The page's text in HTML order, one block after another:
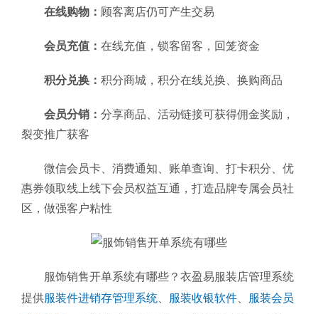
在线购物： 顾客离店仍可产生交易
会员充值： 在线充值，锁客留客，回笼资金
积分兑换： 积分商城，积分在线兑换、换购商品
会员分销： 分享商品、活动链接可获得佣金奖励，
裂变推广获客
微信会员卡、消费通知、账单查询、打卡积分、优
惠券领取线上线下会员权益互通，打造品牌专属会员社
区，做强客户粘性
服饰销售开单系统有哪些？衣盈易服装店管理系统
提供服装件进销存管理系统 服装收银软件
服装会员